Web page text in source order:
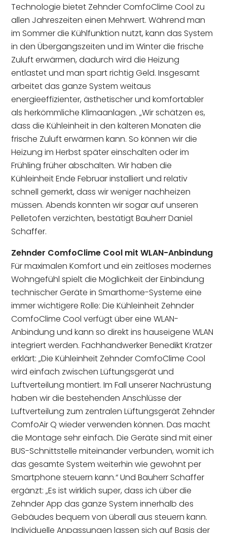
Technologie bietet Zehnder ComfoClime Cool zu
allen Jahreszeiten einen Mehrwert. Während man
im Sommer die Kühlfunktion nutzt, kann das System
in den Übergangszeiten und im Winter die frische
Zuluft erwärmen, dadurch wird die Heizung
entlastet und man spart richtig Geld. Insgesamt
arbeitet das ganze System weitaus
energieeffizienter, ästhetischer und komfortabler
als herkömmliche Klimaanlagen. „Wir schätzen es,
dass die Kühleinheit in den kälteren Monaten die
frische Zuluft erwärmen kann. So können wir die
Heizung im Herbst später einschalten oder im
Frühling früher abschalten. Wir haben die
Kühleinheit Ende Februar installiert und relativ
schnell gemerkt, dass wir weniger nachheizen
müssen. Abends konnten wir sogar auf unseren
Pelletofen verzichten, bestätigt Bauherr Daniel
Schaffer.
Zehnder ComfoClime Cool mit WLAN-Anbindung
Für maximalen Komfort und ein zeitloses modernes
Wohngefühl spielt die Möglichkeit der Einbindung
technischer Geräte in Smarthome-Systeme eine
immer wichtigere Rolle: Die Kühleinheit Zehnder
ComfoClime Cool verfügt über eine WLAN-
Anbindung und kann so direkt ins hauseigene WLAN
integriert werden. Fachhandwerker Benedikt Kratzer
erklärt: „Die Kühleinheit Zehnder ComfoClime Cool
wird einfach zwischen Lüftungsgerät und
Luftverteilung montiert. Im Fall unserer Nachrüstung
haben wir die bestehenden Anschlüsse der
Luftverteilung zum zentralen Lüftungsgerät Zehnder
ComfoAir Q wieder verwenden können. Das macht
die Montage sehr einfach. Die Geräte sind mit einer
BUS-Schnittstelle miteinander verbunden, womit ich
das gesamte System weiterhin wie gewohnt per
Smartphone steuern kann.“ Und Bauherr Schaffer
ergänzt: „Es ist wirklich super, dass ich über die
Zehnder App das ganze System innerhalb des
Gebäudes bequem von überall aus steuern kann.
Individuelle Anpassungen lassen sich auf Basis der